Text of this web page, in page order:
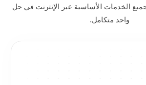
الخدمات الأساسية عبر الإنترنت في حل
واحد متكامل.